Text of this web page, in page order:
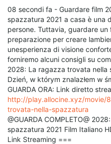
08 secondi fa - Guardare film
spazzatura 2021 a casa è una
persone. Tuttavia, guardare
preparazione per creare
unesperienza di visione
forniremo alcuni consigli su
2028: La ragazza trovata nella
Dzień, w którym znalazłem w
GUARDA ORA: Link diretto
http://play.allocine.xyz/movie/
trovata-nella-spazzatura
@GUARDA COMPLETO@
spazzatura 2021 Film Italiano
Link Streaming ===